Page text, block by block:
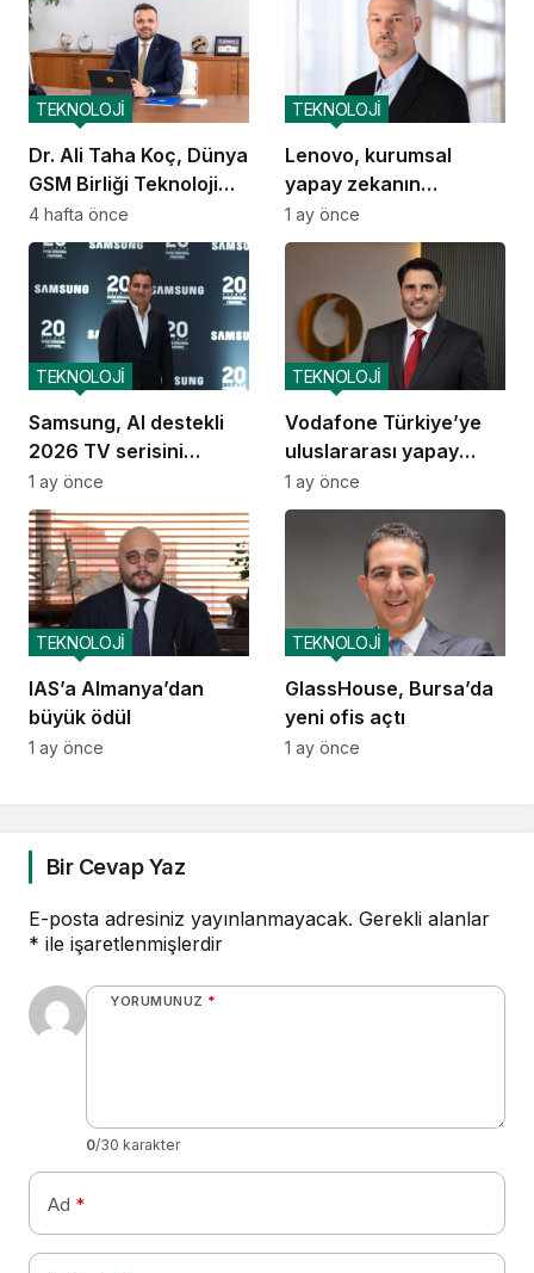
Dr. Ali Taha Koç, Dünya
GSM Birliği Teknoloji
Grubu Başkanı oldu
TEKNOLOJİ
4 hafta önce
Lenovo, kurumsal
yapay zekanın
ekonomik dengelerini
yeniden tanımlıyor
TEKNOLOJİ
1 ay önce
Samsung, AI destekli
2026 TV serisini
Türkiye’de tanıttı
TEKNOLOJİ
1 ay önce
Vodafone Türkiye’ye
uluslararası yapay
zekâ ödülü
TEKNOLOJİ
1 ay önce
IAS’a Almanya’dan
büyük ödül
TEKNOLOJİ
1 ay önce
GlassHouse, Bursa’da
yeni ofis açtı
TEKNOLOJİ
1 ay önce
Bir Cevap Yaz
E-posta adresiniz yayınlanmayacak. Gerekli alanlar
* ile işaretlenmişlerdir
YORUMUNUZ *
0/30 karakter
Ad *